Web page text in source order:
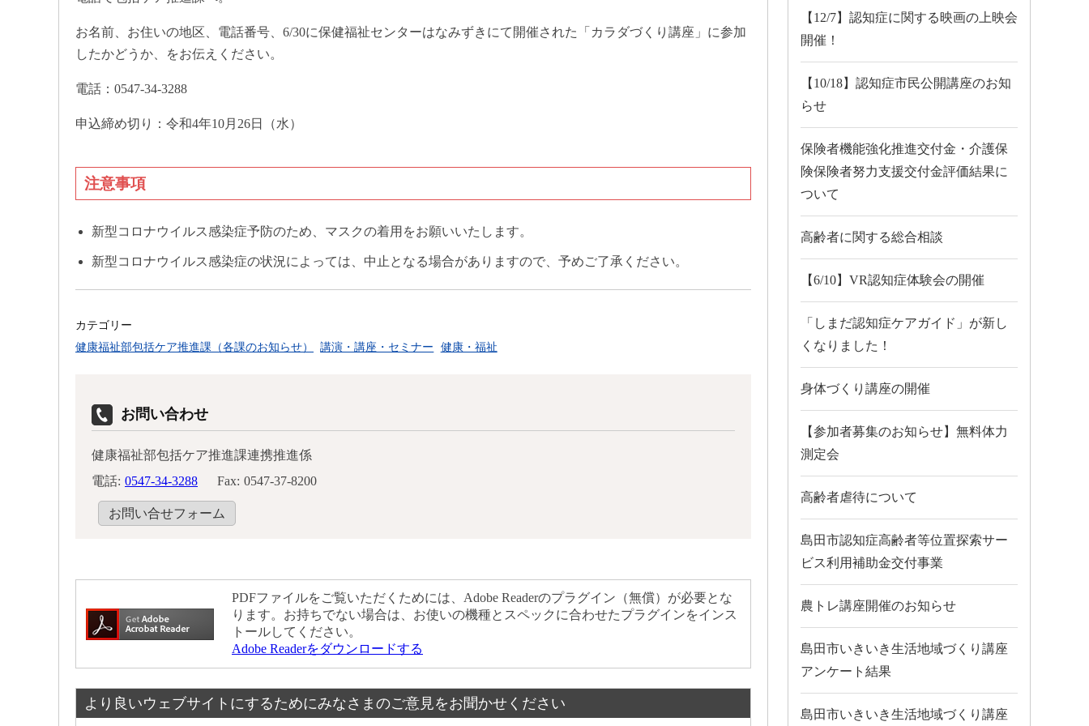
お名前、お住いの地区、電話番号、6/30に保健福祉センターはなみずきにて開催された「カラダづくり講座」に参加
したかどうか、をお伝えください。
電話：0547-34-3288
申込締め切り：令和4年10月26日（水）
注意事項
新型コロナウイルス感染症予防のため、マスクの着用をお願いいたします。
新型コロナウイルス感染症の状況によっては、中止となる場合がありますので、予めご了承ください。
カテゴリー
健康福祉部包括ケア推進課（各課のお知らせ）
講演・講座・セミナー 健康・福祉
お問い合わせ
健康福祉部包括ケア推進課連携推進係
電話: 0547-34-3288 Fax: 0547-37-8200
お問い合せフォーム
PDFファイルをご覧いただくためには、Adobe Readerのプラグイン（無償）が必要とな
ります。お持ちでない場合は、お使いの機種とスペックに合わせたプラグインをインス
トールしてください。
Adobe Readerをダウンロードする
より良いウェブサイトにするためにみなさまのご意見をお聞かせください
【12/7】認知症に関する映画の上映会
開催！
【10/18】認知症市民公開講座のお知
らせ
保険者機能強化推進交付金・介護保
険保険者努力支援交付金評価結果に
ついて
高齢者に関する総合相談
【6/10】VR認知症体験会の開催
「しまだ認知症ケアガイド」が新し
くなりました！
身体づくり講座の開催
【参加者募集のお知らせ】無料体力
測定会
高齢者虐待について
島田市認知症高齢者等位置探索サー
ビス利用補助金交付事業
農トレ講座開催のお知らせ
島田市いきいき生活地域づくり講座
アンケート結果
島田市いきいき生活地域づくり講座